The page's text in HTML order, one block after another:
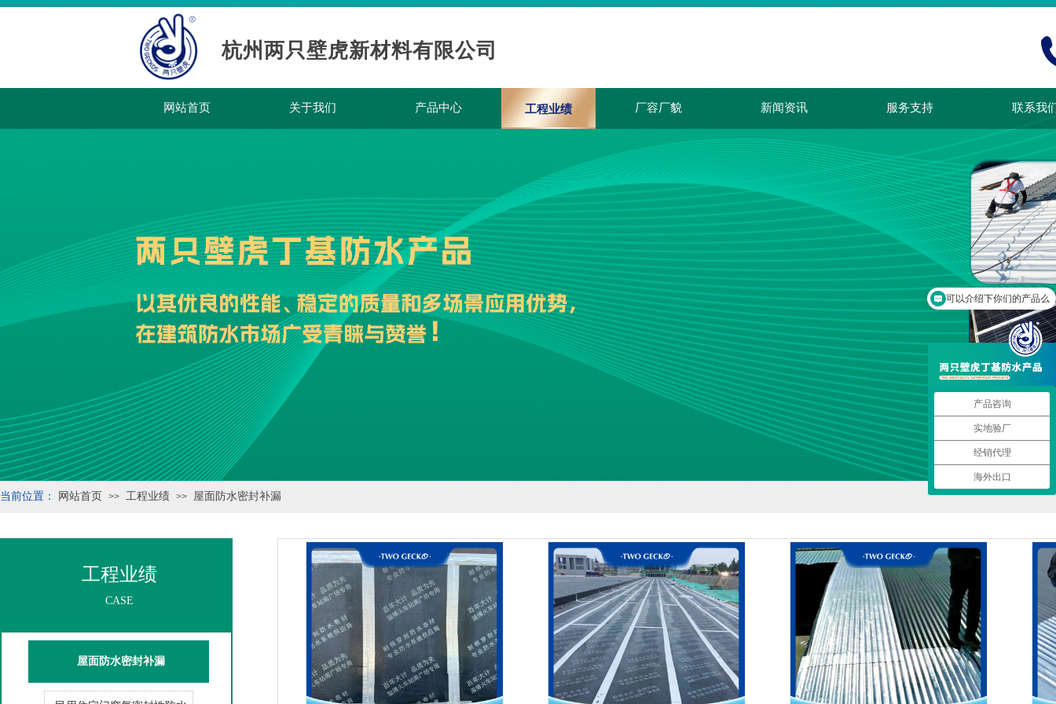
杭州两只壁虎新材料有限公司
网站首页 关于我们 产品中心 工程业绩 厂容厂貌 新闻资讯 服务支持 联系我
网站首页 >> 工程业绩 >> 屋面防水密封补漏
当前位置：
工程业绩
CASE
屋面防水密封补漏
产品咨询
实地验厂
经销代理
海外出口
可以介绍下你们的产品么